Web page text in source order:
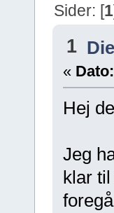
Sider: [1
1
« Dato:
Hej
Jeg
klar